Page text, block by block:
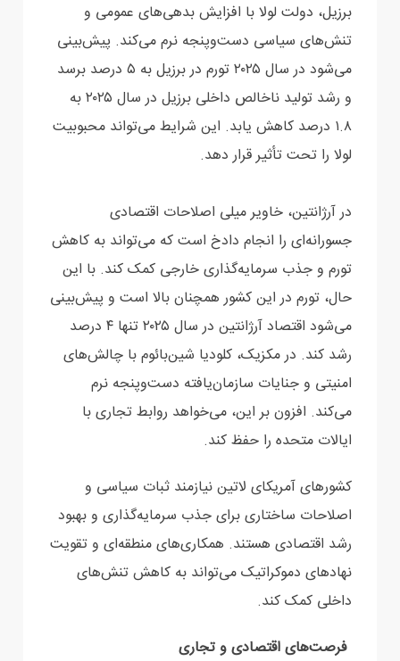
برزیل، دولت لولا با افزایش بدهی‌های عمومی و
تنش‌های سیاسی دست‌وپنجه نرم می‌کند. پیش‌بینی
می‌شود در سال ۲۰۲۵ تورم در برزیل به ۵ درصد برسد
و رشد تولید ناخالص داخلی برزیل در سال ۲۰۲۵ به
۱.۸ درصد کاهش یابد. این شرایط می‌تواند محبوبیت
لولا را تحت تأثیر قرار دهد.
در آرژانتین، خاویر میلی اصلاحات اقتصادی
جسورانه‌ای را انجام دادخ است که می‌تواند به کاهش
تورم و جذب سرمایه‌گذاری خارجی کمک کند. با این
حال، تورم در این کشور همچنان بالا است و پیش‌بینی
می‌شود اقتصاد آرژانتین در سال ۲۰۲۵ تنها ۴ درصد
رشد کند. در مکزیک، کلودیا شین‌بائوم با چالش‌های
امنیتی و جنایات سازمان‌یافته دست‌وپنجه نرم
می‌کند. افزون بر این، می‌خواهد روابط تجاری با
ایالات متحده را حفظ کند.
کشورهای آمریکای لاتین نیازمند ثبات سیاسی و
اصلاحات ساختاری برای جذب سرمایه‌گذاری و بهبود
رشد اقتصادی هستند. همکاری‌های منطقه‌ای و تقویت
نهادهای دموکراتیک می‌تواند به کاهش تنش‌های
داخلی کمک کند.
فرصت‌های اقتصادی و تجاری